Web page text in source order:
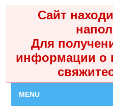
Сайт
Для
информации о
MENU